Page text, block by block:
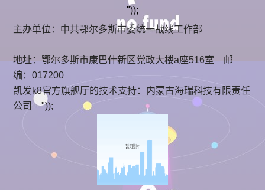
"));
主办单位：中共鄂尔多斯市委统一战线工作部
地址：鄂尔多斯市康巴什新区党政大楼a座516室 邮
编：017200
凯发k8官方旗舰厅的技术支持： 内蒙古海瑞科技有限责任
公司 "));